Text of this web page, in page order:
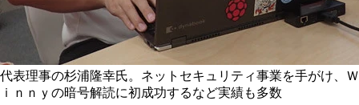
代表理事の杉浦隆幸氏。ネットセキュリティ事業を手がけ、Ｗ
ｉｎｎｙの暗号解読に初成功するなど実績も多数